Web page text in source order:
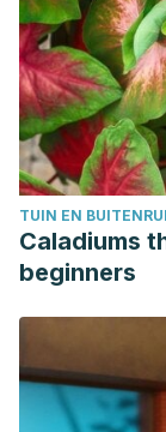
TUIN EN
Caladiums
beginners